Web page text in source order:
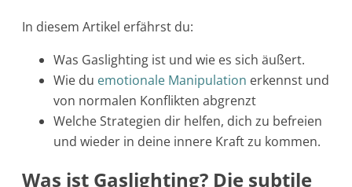
In diesem Artikel erfährst du:
Was Gaslighting ist und wie es sich äußert.
Wie du emotionale Manipulation erkennst und
von normalen Konflikten abgrenzt
Welche Strategien dir helfen, dich zu befreien
und wieder in deine innere Kraft zu kommen.
Was ist Gaslighting? Die subtile